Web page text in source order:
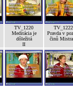
TV_1220
Meditácia je
dôležitá
II
TV_1222
Pravda v
činů